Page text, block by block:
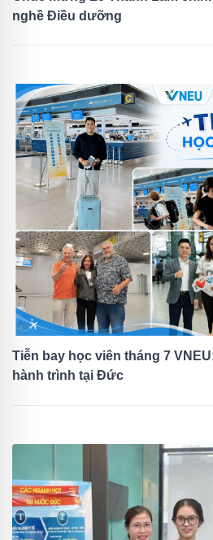
nghề Điều dưỡng
Tiễn bay học viên tháng 7
hành trình tại Đức